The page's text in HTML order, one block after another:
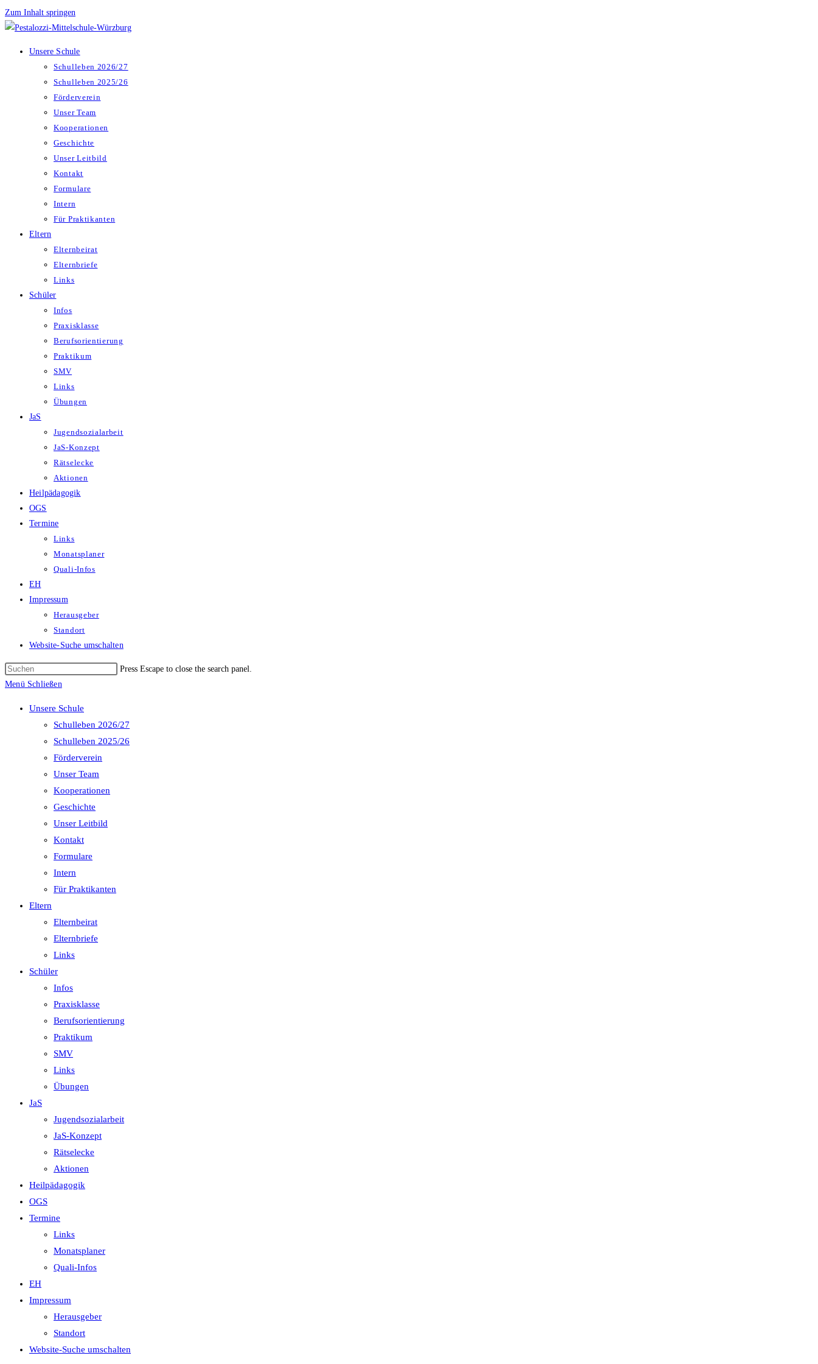
Zum Inhalt springen
Unsere Schule
Schulleben 2026/27
Schulleben 2025/26
Förderverein
Unser Team
Kooperationen
Geschichte
Unser Leitbild
Kontakt
Formulare
Intern
Für Praktikanten
Eltern
Elternbeirat
Elternbriefe
Links
Schüler
Infos
Praxisklasse
Berufsorientierung
Praktikum
SMV
Links
Übungen
JaS
Jugendsozialarbeit
JaS-Konzept
Rätselecke
Aktionen
Heilpädagogik
OGS
Termine
Links
Monatsplaner
Quali-Infos
EH
Impressum
Herausgeber
Standort
Website-Suche umschalten
Press Escape to close the search panel.
Menü Schließen
Unsere Schule
Schulleben 2026/27
Schulleben 2025/26
Förderverein
Unser Team
Kooperationen
Geschichte
Unser Leitbild
Kontakt
Formulare
Intern
Für Praktikanten
Eltern
Elternbeirat
Elternbriefe
Links
Schüler
Infos
Praxisklasse
Berufsorientierung
Praktikum
SMV
Links
Übungen
JaS
Jugendsozialarbeit
JaS-Konzept
Rätselecke
Aktionen
Heilpädagogik
OGS
Termine
Links
Monatsplaner
Quali-Infos
EH
Impressum
Herausgeber
Standort
Website-Suche umschalten